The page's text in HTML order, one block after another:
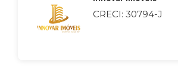
CRECI: 30794-J